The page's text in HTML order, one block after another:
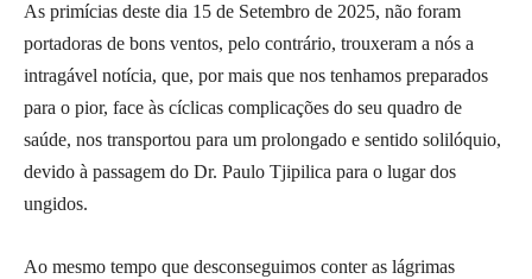
As primícias deste dia 15 de Setembro de 2025, não foram
portadoras de bons ventos, pelo contrário, trouxeram a nós a
intragável notícia, que, por mais que nos tenhamos preparados
para o pior, face às cíclicas complicações do seu quadro de
saúde, nos transportou para um prolongado e sentido solilóquio,
devido à passagem do Dr. Paulo Tjipilica para o lugar dos
ungidos.
Ao mesmo tempo que desconseguimos conter as lágrimas